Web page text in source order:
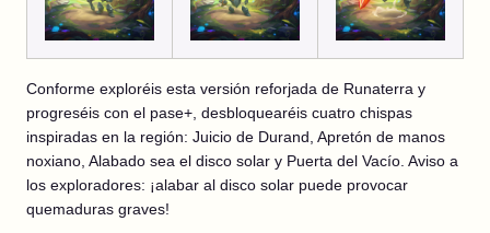
Conforme exploréis esta versión reforjada de Runaterra y
progreséis con el pase+, desbloquearéis cuatro chispas
inspiradas en la región: Juicio de Durand, Apretón de manos
noxiano, Alabado sea el disco solar y Puerta del Vacío. Aviso a
los exploradores: ¡alabar al disco solar puede provocar
quemaduras graves!